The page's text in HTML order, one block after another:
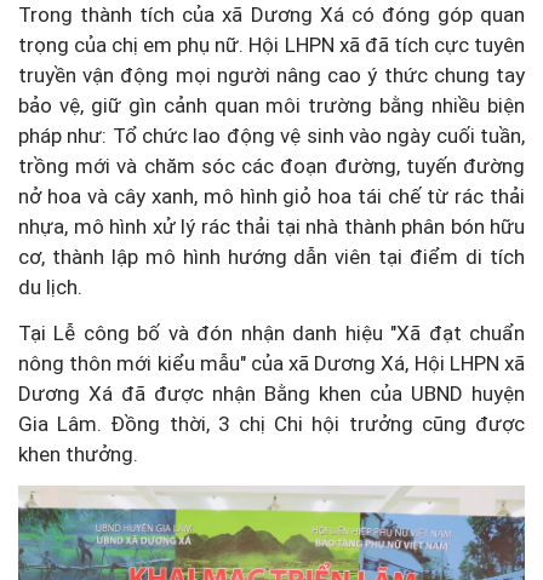
Trong thành tích của xã Dương Xá có đóng góp quan
trọng của chị em phụ nữ. Hội LHPN xã đã tích cực tuyên
truyền vận động mọi người nâng cao ý thức chung tay
bảo vệ, giữ gìn cảnh quan môi trường bằng nhiều biện
pháp như: Tổ chức lao động vệ sinh vào ngày cuối tuần,
trồng mới và chăm sóc các đoạn đường, tuyến đường
nở hoa và cây xanh, mô hình giỏ hoa tái chế từ rác thải
nhựa, mô hình xử lý rác thải tại nhà thành phân bón hữu
cơ, thành lập mô hình hướng dẫn viên tại điểm di tích
du lịch.
Tại Lễ công bố và đón nhận danh hiệu "Xã đạt chuẩn
nông thôn mới kiểu mẫu" của xã Dương Xá, Hội LHPN xã
Dương Xá đã được nhận Bằng khen của UBND huyện
Gia Lâm. Đồng thời, 3 chị Chi hội trưởng cũng được
khen thưởng.